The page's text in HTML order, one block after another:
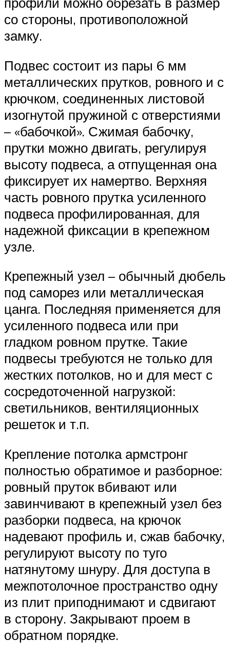
со стороны, противоположной
замку.
Подвес состоит из пары 6 мм
металлических прутков, ровного и с
крючком, соединенных листовой
изогнутой пружиной с отверстиями
– «бабочкой». Сжимая бабочку,
прутки можно двигать, регулируя
высоту подвеса, а отпущенная она
фиксирует их намертво. Верхняя
часть ровного прутка усиленного
подвеса профилированная, для
надежной фиксации в крепежном
узле.
Крепежный узел – обычный дюбель
под саморез или металлическая
цанга. Последняя применяется для
усиленного подвеса или при
гладком ровном прутке. Такие
подвесы требуются не только для
жестких потолков, но и для мест с
сосредоточенной нагрузкой:
светильников, вентиляционных
решеток и т.п.
Крепление потолка армстронг
полностью обратимое и разборное:
ровный пруток вбивают или
завинчивают в крепежный узел без
разборки подвеса, на крючок
надевают профиль и, сжав бабочку,
регулируют высоту по туго
натянутому шнуру. Для доступа в
межпотолочное пространство одну
из плит приподнимают и сдвигают
в сторону. Закрывают проем в
обратном порядке.